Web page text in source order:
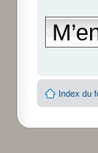
Index du